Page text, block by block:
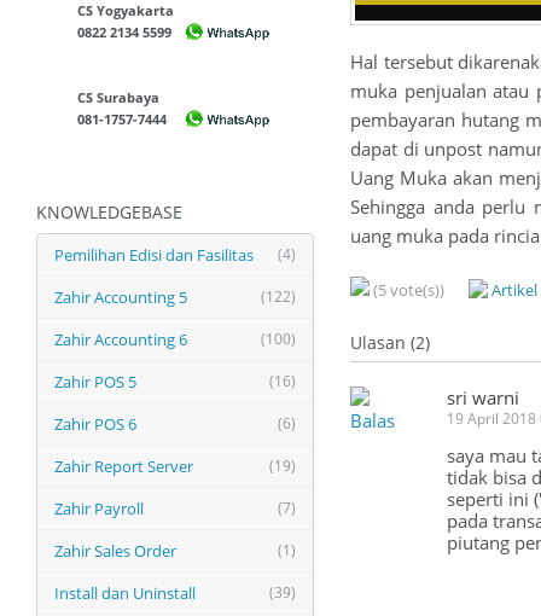
CS Yogyakarta
0822 2134 5599
CS Surabaya
081-1757-7444
KNOWLEDGEBASE
(4)
Pemilihan Edisi dan Fasilitas
(122)
Zahir Accounting 5
(100)
Zahir Accounting 6
(16)
Zahir POS 5
(6)
Zahir POS 6
(19)
Zahir Report Server
(7)
Zahir Payroll
(1)
Zahir Sales Order
(39)
Install dan Uninstall
Hal tersebut
muka penjualan atau
pembayaran hutang
dapat di unpost
Uang Muka akan
Sehingga anda perlu
uang muka pada
(5 vote(s))
Ulasan (2)
Balas
sri warni
19 April 2018
saya mau
tidak bisa
seperti ini
pada
piutang